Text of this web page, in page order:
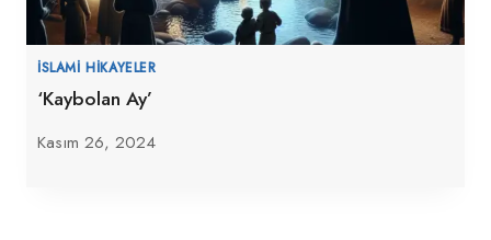
İSLAMI HIKAYELER
‘Kaybolan Ay’
Kasım 26, 2024